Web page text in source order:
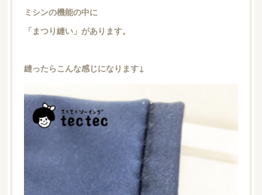
ミシンの機能の中に
「まつり縫い」があります。
縫ったらこんな感じになります↓